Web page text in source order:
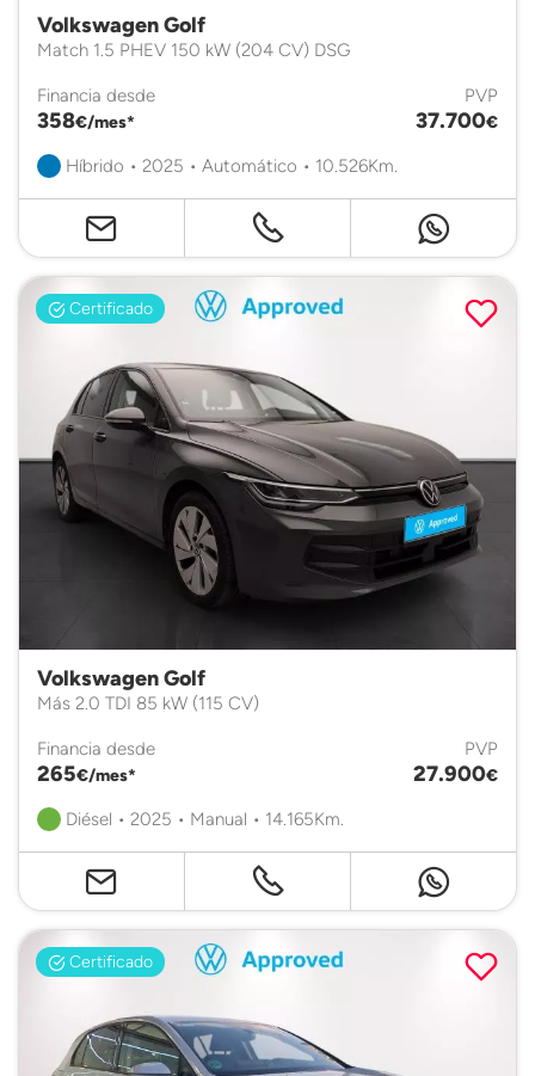
Volkswagen Golf
Match 1.5 PHEV 150 kW (204 CV) DSG
Financia desde
358€/mes*
PVP
37.700€
Híbrido • 2025 • Automático • 10.526Km.
Certificado
Volkswagen Golf
Más 2.0 TDI 85 kW (115 CV)
Financia desde
265€/mes*
PVP
27.900€
Diésel • 2025 • Manual • 14.165Km.
Certificado